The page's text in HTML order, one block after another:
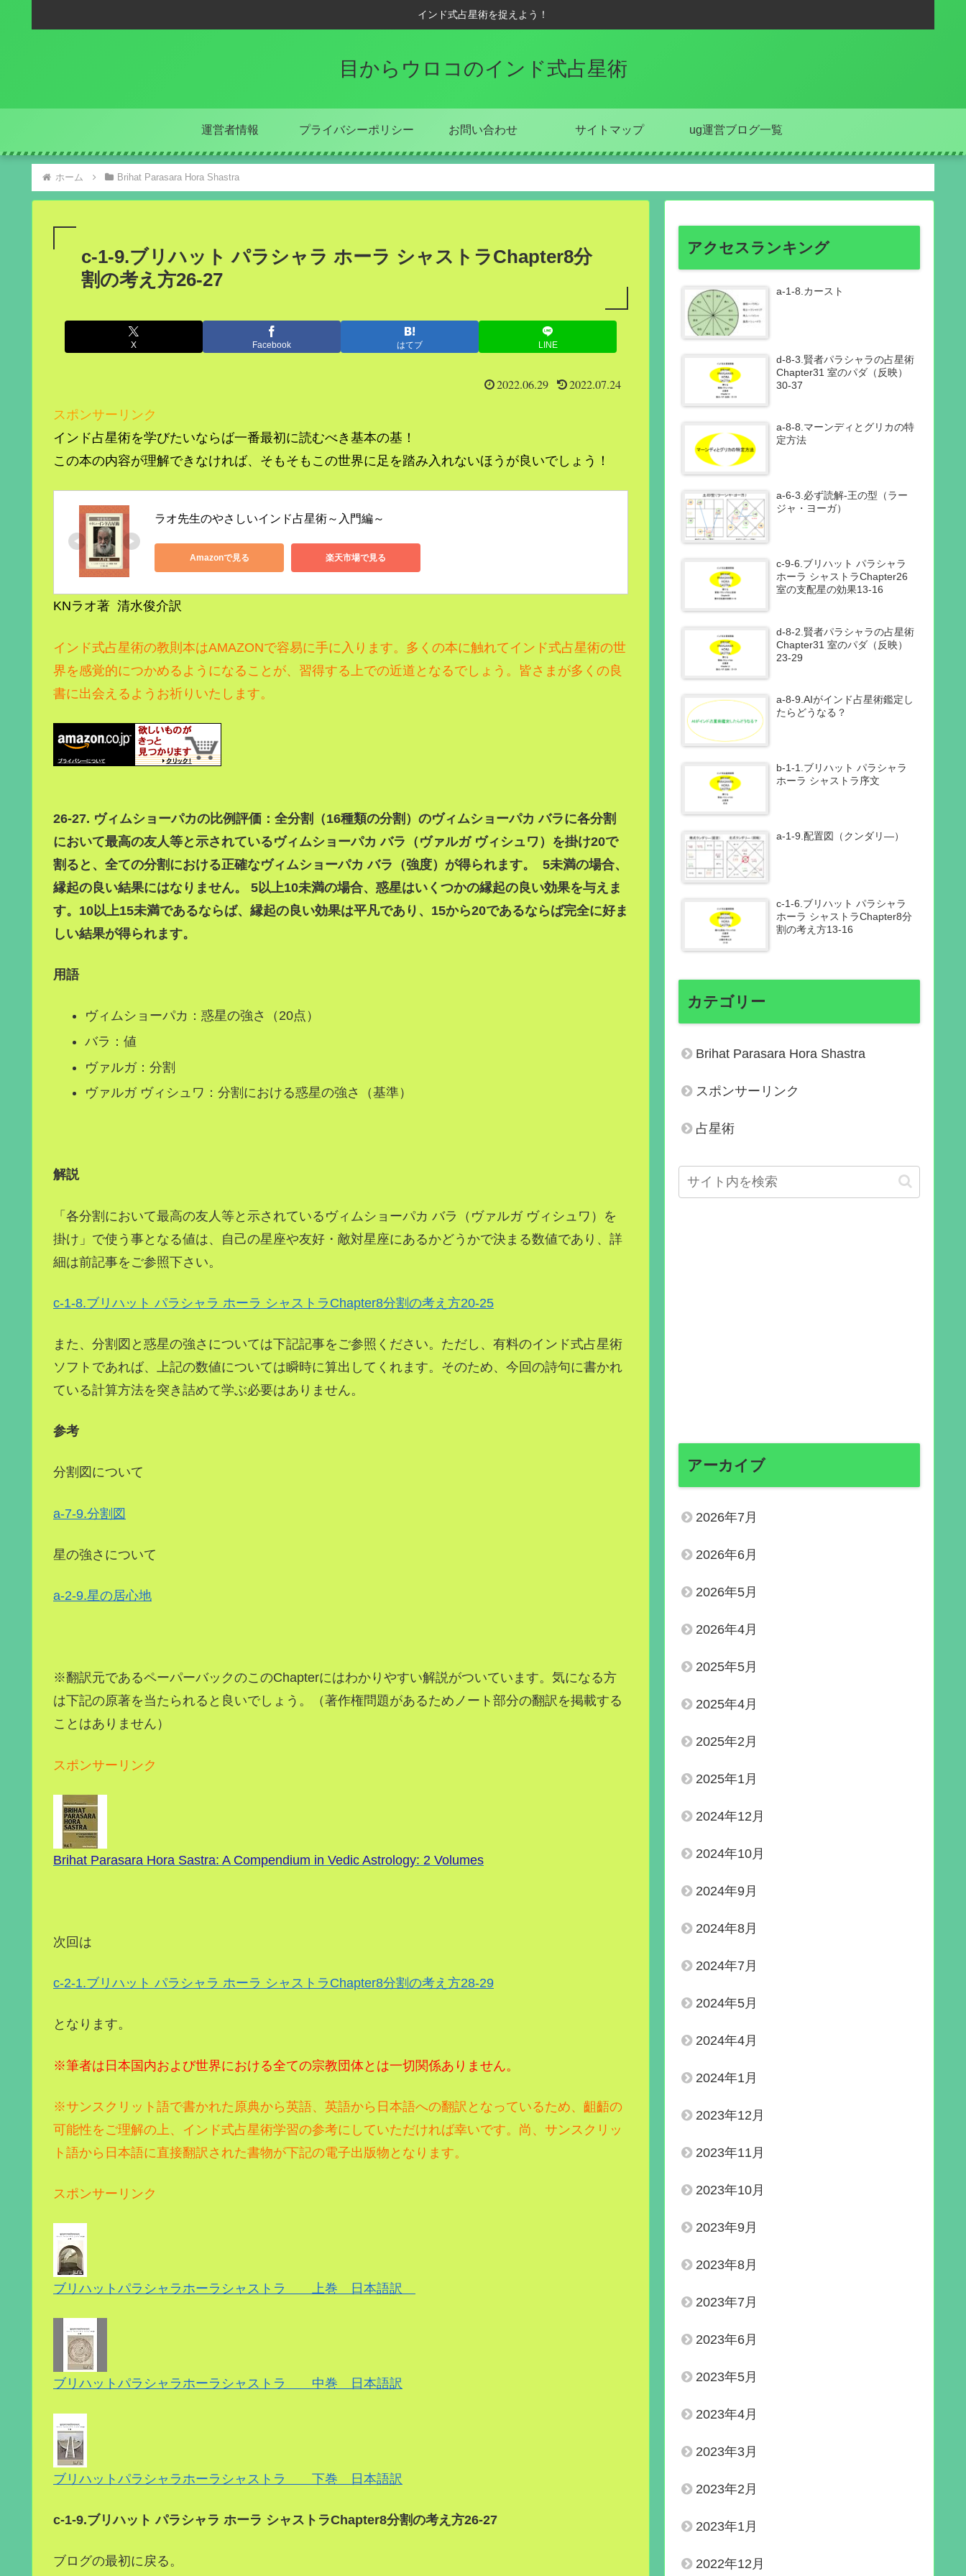
インド式占星術を捉えよう！
目からウロコのインド式占星術
運営者情報 プライバシーポリシー お問い合わせ サイトマップ ug運営ブログ一覧
ホーム Brihat Parasara Hora Shastra
c-1-9.ブリハット パラシャラ ホーラ シャストラChapter8分
割の考え方26-27
X Facebook はてブ LINE
2022.06.29 2022.07.24
スポンサーリンク
インド占星術を学びたいならば一番最初に読むべき基本の基！
この本の内容が理解できなければ、そもそもこの世界に足を踏み入れないほうが良いでしょう！
ラオ先生のやさしいインド占星術～入門編～
Amazonで見る 楽天市場で見る
KNラオ著 清水俊介訳
インド式占星術の教則本はAMAZONで容易に手に入ります。 多くの本に触れてインド式占星術の世
界を感覚的につかめるようになることが、習得する上での近道となるでしょう。 皆さまが多くの良
書に出会えるようお祈りいたします。
26-27. ヴィムショーパカの比例評価：全分割（16種類の分割）のヴィムショーパカ バラに各分割
において最高の友人等と示されているヴィムショーパカ バラ（ヴァルガ ヴィシュワ）を掛け20で
割ると、全ての分割における正確なヴィムショーパカ バラ（強度）が得られます。 5未満の場合、
縁起の良い結果にはなりません。 5以上10未満の場合、惑星はいくつかの縁起の良い効果を与えま
す。10以上15未満であるならば、縁起の良い効果は平凡であり、15から20であるならば完全に好ま
しい結果が得られます。
用語
ヴィムショーパカ：惑星の強さ（20点）
バラ：値
ヴァルガ：分割
ヴァルガ ヴィシュワ：分割における惑星の強さ（基準）
解説
「 各分割において最高の友人等と示されているヴィムショーパカ バラ（ヴァルガ ヴィシュワ）を
掛け」で使う事となる値は、自己の星座や友好・敵対星座にあるかどうかで決まる数値であり、詳
細は前記事をご参照下さい。
c-1-8.ブリハット パラシャラ ホーラ シャストラChapter8分割の考え方20-25
また、分割図と惑星の強さについては下記記事をご参照ください。ただし、有料のインド式占星術
ソフトであれば、上記の数値については瞬時に算出してくれます。そのため、今回の詩句に書かれ
ている計算方法を突き詰めて学ぶ必要はありません。
参考
分割図について
a-7-9.分割図
星の強さについて
a-2-9.星の居心地
※翻訳元であるペーパーバックのこのChapterにはわかりやすい解説がついています。気になる方
は下記の原著を当たられると良いでしょう。（著作権問題があるためノート部分の翻訳を掲載する
ことはありません）
スポンサーリンク
Brihat Parasara Hora Sastra: A Compendium in Vedic Astrology: 2 Volumes
次回は
c-2-1.ブリハット パラシャラ ホーラ シャストラChapter8分割の考え方28-29
となります。
※筆者は日本国内および世界における全ての宗教団体とは一切関係ありません。
※サンスクリット語で書かれた原典から英語、 英語から日本語への翻訳となっているため、齟齬の
可能性をご理解の上、インド式占星術学習の参考にしていただければ幸いです。尚、サンスクリッ
ト語から日本語に直接翻訳された書物が下記の電子出版物となります。
スポンサーリンク
ブリハットパラシャラホーラシャストラ 上巻 日本語訳
ブリハットパラシャラホーラシャストラ 中巻 日本語訳
ブリハットパラシャラホーラシャストラ 下巻 日本語訳
c-1-9.ブリハット パラシャラ ホーラ シャストラChapter8分割の考え方26-27
ブログの最初に戻る。
アクセスランキング
a-1-8.カースト
d-8-3.賢者パラシャラの占星術
Chapter31 室のパダ（反映）
30-37
a-8-8.マーンディとグリカの特
定方法
a-6-3.必ず読解-王の型（ラー
ジャ・ヨーガ）
c-9-6.ブリハット パラシャラ
ホーラ シャストラChapter26
室の支配星の効果13-16
d-8-2.賢者パラシャラの占星術
Chapter31 室のパダ（反映）
23-29
a-8-9.AIがインド占星術鑑定し
たらどうなる？
b-1-1.ブリハット パラシャラ
ホーラ シャストラ序文
a-1-9.配置図（クンダリ―）
c-1-6.ブリハット パラシャラ
ホーラ シャストラChapter8分
割の考え方13-16
カテゴリー
Brihat Parasara Hora Shastra
スポンサーリンク
占星術
アーカイブ
2026年7月
2026年6月
2026年5月
2026年4月
2025年5月
2025年4月
2025年2月
2025年1月
2024年12月
2024年10月
2024年9月
2024年8月
2024年7月
2024年5月
2024年4月
2024年1月
2023年12月
2023年11月
2023年10月
2023年9月
2023年8月
2023年7月
2023年6月
2023年5月
2023年4月
2023年3月
2023年2月
2023年1月
2022年12月